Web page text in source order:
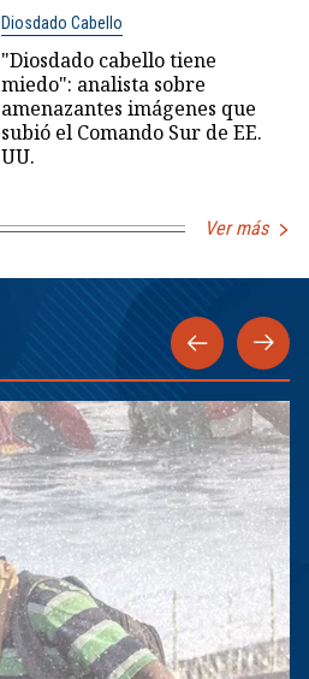
Diosdado Cabello
"Diosdado cabello tiene
miedo": analista sobre
amenazantes imágenes que
subió el Comando Sur de EE.
UU.
Ver más